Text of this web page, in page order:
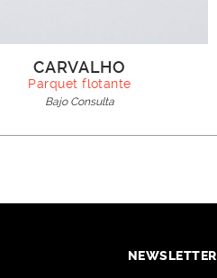
CARVALHO
Parquet flotante
Bajo Consulta
NEWSLETTER